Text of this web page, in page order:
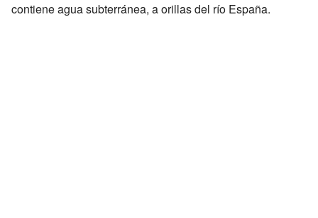
contiene agua subterránea, a orillas del río España.